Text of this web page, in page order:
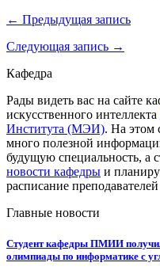
← Предыдущая запись
Следующая запись →
Кафедра
Рады видеть вас на сайте
искусственного интеллекта
Института (МЭИ). На этом
много полезной
будущую специальность, а
новости кафедры и
расписание
Главные новости
Студент кафедры ПМИИ
олимпиады по информатике с